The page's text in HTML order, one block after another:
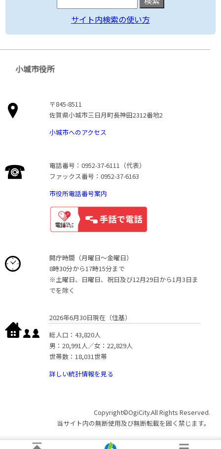
サイト内検索の使い方
小城市役所
〒845-8511
佐賀県小城市三日月町長神田2312番地2
小城市へのアクセス
電話番号：0952-37-6111（代表）
ファックス番号：0952-37-6163
市役所電話番号案内
開庁時間（月曜日〜金曜日）
8時30分から17時15分まで
※土曜日、日曜日、祝日及び12月29日から1月3日ま
でを除く
2026年6月30日現在（住基）
総人口：43,820人
男：20,991人／女：22,829人
世帯数：18,031世帯
詳しい統計情報を見る
Copyright©OgiCity.All Rights Reserved.
当サイト内の無断使用及び無断転載を固く禁じます。